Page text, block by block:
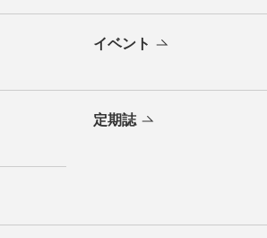
イベント
定期誌